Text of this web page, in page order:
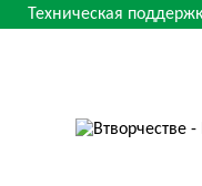
Техническая